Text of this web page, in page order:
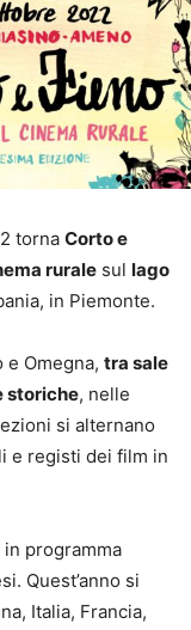
torna Corto e
rurale sul lago
in Piemonte.
Omegna, tra sale
storiche, nelle
si alternano
e registi dei film in
in programma
Quest’anno si
Italia, Francia,